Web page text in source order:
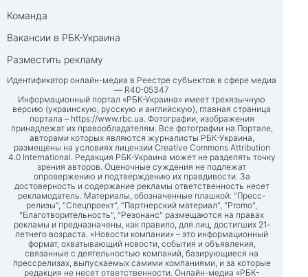
Команда
Вакансии в РБК-Украина
Разместить рекламу
Идентификатор онлайн-медиа в Реестре субъектов в сфере медиа
— R40-05347
Информационный портал «РБК-Украина» имеет трехязычную
версию (украинскую, русскую и английскую), главная страница
портала – https://www.rbc.ua. Фотографии, изображения
принадлежат их правообладателям. Все фотографии на Портале,
авторами которых являются журналисты РБК-Украина,
размещены на условиях лицензии Creative Commons Attribution
4.0 International. Редакция РБК-Украина может не разделять точку
зрения авторов. Оценочные суждения не подлежат
опровержению и подтверждению их правдивости. За
достоверность и содержание рекламы ответственность несет
рекламодатель. Материалы, обозначенные плашкой: "Пресс-
релизы", "Спецпроект", "Партнерский материал", "Promo",
"Благотворительность", "Резонанс" размещаются на правах
рекламы и предназначены, как правило, для лиц, достигших 21-
летнего возраста. «Новости компании» – это информационный
формат, охватывающий новости, события и объявления,
связанные с деятельностью компаний, базирующиеся на
прессрелизах, выпускаемых самими компаниями, и за которые
редакция не несет ответственности. Онлайн-медиа «РБК-